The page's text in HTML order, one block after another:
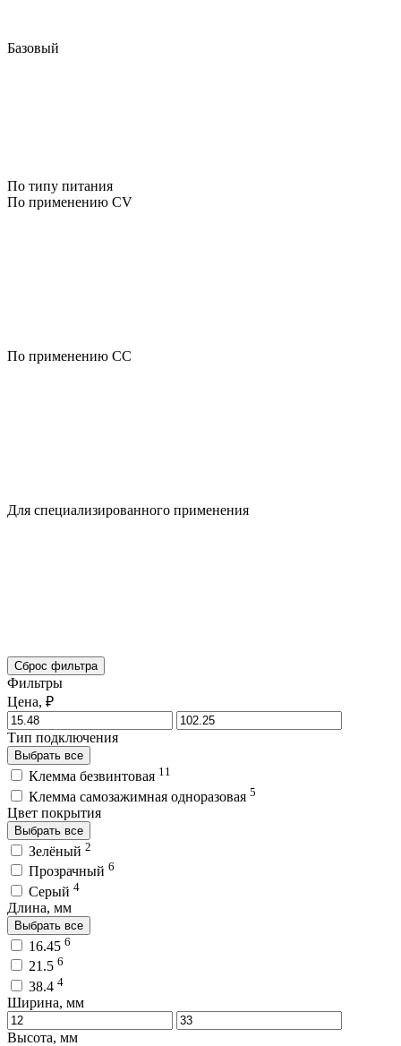
Базовый
По типу питания
По применению CV
По применению CC
Для специализированного применения
Сброс фильтра
Фильтры
Цена, ₽
Тип подключения
Выбрать все
Клемма безвинтовая 11
Клемма самозажимная одноразовая 5
Цвет покрытия
Выбрать все
Зелёный 2
Прозрачный 6
Серый 4
Длина, мм
Выбрать все
16.45 6
21.5 6
38.4 4
Ширина, мм
Высота, мм